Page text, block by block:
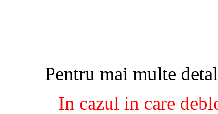
Pentru mai multe
In cazul in care